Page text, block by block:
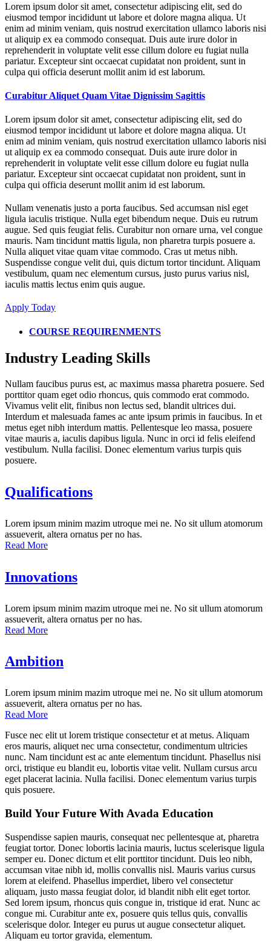
Lorem ipsum dolor sit amet, consectetur adipiscing elit, sed do
eiusmod tempor incididunt ut labore et dolore magna aliqua. Ut
enim ad minim veniam, quis nostrud exercitation ullamco laboris nisi
ut aliquip ex ea commodo consequat. Duis aute irure dolor in
reprehenderit in voluptate velit esse cillum dolore eu fugiat nulla
pariatur. Excepteur sint occaecat cupidatat non proident, sunt in
culpa qui officia deserunt mollit anim id est laborum.
Curabitur Aliquet Quam Vitae Dignissim Sagittis
Lorem ipsum dolor sit amet, consectetur adipiscing elit, sed do
eiusmod tempor incididunt ut labore et dolore magna aliqua. Ut
enim ad minim veniam, quis nostrud exercitation ullamco laboris nisi
ut aliquip ex ea commodo consequat. Duis aute irure dolor in
reprehenderit in voluptate velit esse cillum dolore eu fugiat nulla
pariatur. Excepteur sint occaecat cupidatat non proident, sunt in
culpa qui officia deserunt mollit anim id est laborum.
Nullam venenatis justo a porta faucibus. Sed accumsan nisl eget
ligula iaculis tristique. Nulla eget bibendum neque. Duis eu rutrum
augue. Sed quis feugiat felis. Curabitur non ornare urna, vel congue
mauris. Nam tincidunt mattis ligula, non pharetra turpis posuere a.
Nulla aliquet vitae quam vitae commodo. Cras ut metus nibh.
Suspendisse congue velit dui, quis dictum tortor tincidunt. Aliquam
vestibulum, quam nec elementum cursus, justo purus varius nisl,
iaculis mattis lectus enim quis augue.
Apply Today
COURSE REQUIRENMENTS
Industry Leading Skills
Nullam faucibus purus est, ac maximus massa pharetra posuere. Sed
porttitor quam eget odio rhoncus, quis commodo erat commodo.
Vivamus velit elit, finibus non lectus sed, blandit ultrices dui.
Interdum et malesuada fames ac ante ipsum primis in faucibus. In et
metus eget nibh interdum mattis. Pellentesque leo massa, posuere
vitae mauris a, iaculis dapibus ligula. Nunc in orci id felis eleifend
vestibulum. Nulla facilisi. Donec elementum varius turpis quis
posuere.
Qualifications
Lorem ipsum minim mazim utroque mei ne. No sit ullum atomorum
assueverit, altera ornatus per no has.
Read More
Innovations
Lorem ipsum minim mazim utroque mei ne. No sit ullum atomorum
assueverit, altera ornatus per no has.
Read More
Ambition
Lorem ipsum minim mazim utroque mei ne. No sit ullum atomorum
assueverit, altera ornatus per no has.
Read More
Fusce nec elit ut lorem tristique consectetur et at metus. Aliquam
eros mauris, aliquet nec urna consectetur, condimentum ultricies
nunc. Nam tincidunt est ac ante elementum tincidunt. Phasellus nisi
orci, tristique eu blandit eu, lobortis vitae velit. Nullam cursus arcu
eget placerat lacinia. Nulla facilisi. Donec elementum varius turpis
quis posuere.
Build Your Future With Avada Education
Suspendisse sapien mauris, consequat nec pellentesque at, pharetra
feugiat tortor. Donec lobortis lacinia mauris, luctus scelerisque ligula
semper eu. Donec dictum et elit porttitor tincidunt. Duis leo nibh,
accumsan vitae nibh id, mollis convallis nisl. Mauris varius cursus
lorem at eleifend. Phasellus imperdiet, libero vel consectetur
aliquam, justo massa feugiat dolor, id blandit nibh elit eget tortor.
Sed lorem ipsum, rhoncus quis congue in, tristique id erat. Nunc ac
congue mi. Curabitur ante ex, posuere quis tellus quis, convallis
scelerisque dolor. Integer eu purus ut augue consectetur aliquet.
Aliquam eu tortor gravida, elementum.